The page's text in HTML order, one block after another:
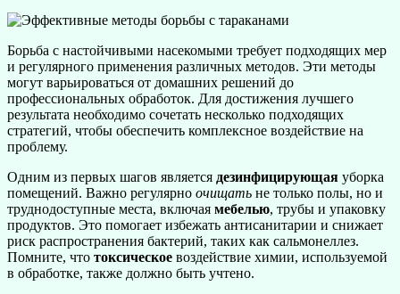
Борьба с настойчивыми насекомыми требует подходящих мер
и регулярного применения различных методов. Эти методы
могут варьироваться от домашних решений до
профессиональных обработок. Для достижения лучшего
результата необходимо сочетать несколько подходящих
стратегий, чтобы обеспечить комплексное воздействие на
проблему.
Одним из первых шагов является дезинфицирующая уборка
помещений. Важно регулярно очищать не только полы, но и
труднодоступные места, включая мебелью, трубы и упаковку
продуктов. Это помогает избежать антисанитарии и снижает
риск распространения бактерий, таких как сальмонеллез.
Помните, что токсическое воздействие химии, используемой
в обработке, также должно быть учтено.